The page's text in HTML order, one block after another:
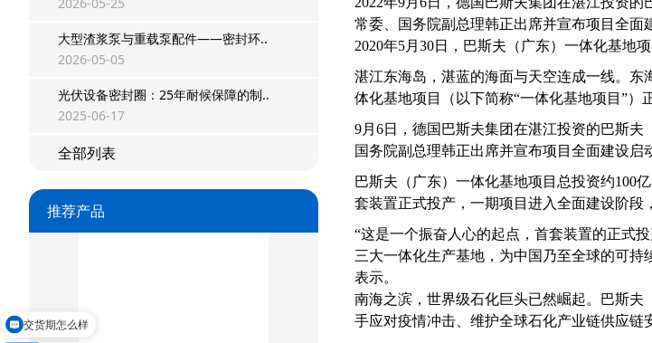
大型渣浆泵与重载泵配件——密封环..
2026-05-05
光伏设备密封圈：25年耐候保障的制..
2025-06-17
全部列表
推荐产品
星型双O组合
常委、国务院副总理韩正出席并宣布项目全面
2020年5月30日，巴斯夫（广东）一体化基地
湛江东海岛，湛蓝的海面与天空连成一线。
体化基地项目（以下简称“一体化基地项目”）
9月6日，德国巴斯夫集团在湛江投资的巴斯夫
国务院副总理韩正出席并宣布项目全面建设启
巴斯夫（广东）一体化基地项目总投资约100
套装置正式投产，一期项目进入全面建设阶段
“这是一个振奋人心的起点，首套装置的正式
三大一体化生产基地，为中国乃至全球的可持
表示。
南海之滨，世界级石化巨头已然崛起。巴斯
手应对疫情冲击、维护全球石化产业链供应链
请问可以定制吗